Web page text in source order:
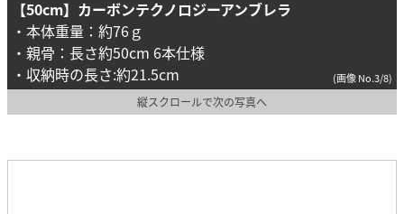
【50cm】カーボンテクノロジーアンブレラ
・本体重量：約76ｇ
・親骨：長さ約50cm 6本仕様
・収納時の長さ:約21.5cm
(画像 No.3/8)
縦スクロールで次の写真へ